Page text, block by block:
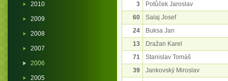
3
Potůček Jaroslav
60
Salaj Josef
24
Buksa Jan
13
Dražan Karel
71
Stanislav Tomáš
39
Jankovský Miroslav
2010
2009
2008
2007
2006
2005